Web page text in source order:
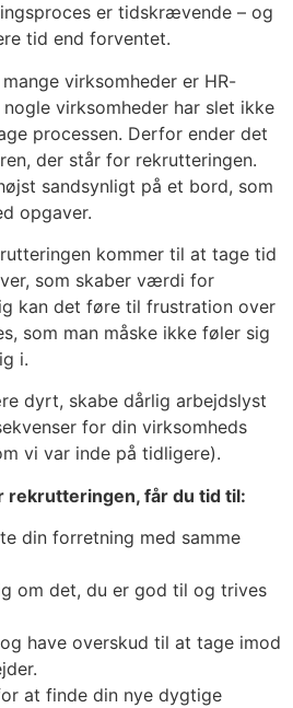
er tidskrævende – og
tid end forventet.
virksomheder er HR-
virksomheder har slet ikke
processen. Derfor ender det
der står for rekrutteringen.
sandsynligt på et bord, som
opgaver.
kommer til at tage tid
som skaber værdi for
kan det føre til frustration over
som man måske ikke føler sig
i.
dyrt, skabe dårlig arbejdslyst
for din virksomheds
vi var inde på tidligere).
rekrutteringen, får du tid til:
din forretning med samme
om det, du er god til og trives
have overskud til at tage imod
at finde din nye dygtige